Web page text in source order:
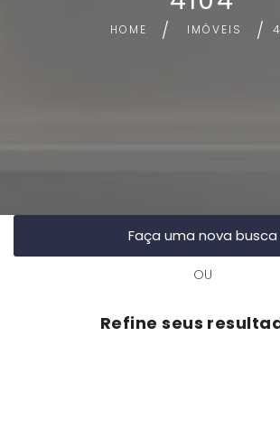
HOME IMÓVEIS
Faça uma nova busca
OU
Refine seus